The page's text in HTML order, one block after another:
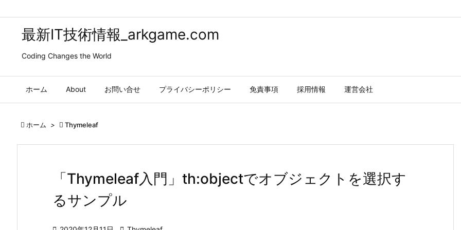
最新IT技術情報_arkgame.com
Coding Changes the World
ホーム About お問い合せ プライバシーポリシー 免責事項 採用情報 運営会社
 ホーム >  Thymeleaf
「Thymeleaf入門」th:objectでオブジェクトを選択す
るサンプル